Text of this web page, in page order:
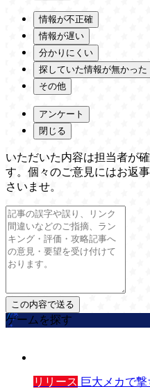
情報が不正確
情報が遅い
分かりにくい
探していた情報が無かった
その他
アンケート
閉じる
いただいた内容は担当者が
す。個々のご意見にはお返
さいませ。
ゲームを探す
リリース 巨大メカで